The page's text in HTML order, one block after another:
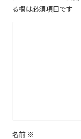
る欄は必須項目です
名前 ※